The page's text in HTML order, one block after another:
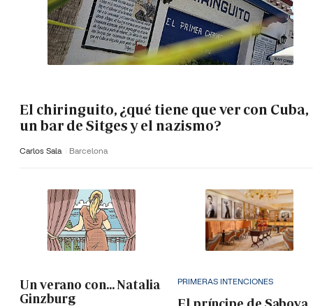
El chiringuito, ¿qué tiene que ver con Cuba,
un bar de Sitges y el nazismo?
Carlos Sala Barcelona
Un verano con... Natalia
Ginzburg
PRIMERAS INTENCIONES